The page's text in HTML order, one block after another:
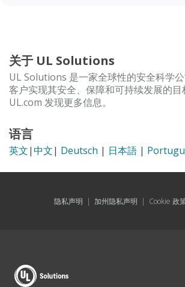
关于 UL Solutions
UL Solutions 是一家全球性的安全科学
客户实现其安全、保障和可持续发展的目
UL.com 发现更多信息。
语言
英文|中文| Deutsch | 日本語 |
隐私声明 | 加州隐私声明 | Cookie 政